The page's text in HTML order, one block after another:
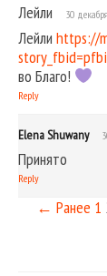
Лейли 30
Лейли https://
во Благо!
Reply
Elena Shuwany
Принято
Reply
← Ранее 1